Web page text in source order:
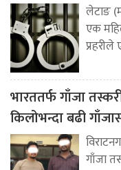
लेटाङ
एक
भारततर्फ गाँजा
किलोभन्दा बढी
गाँजा